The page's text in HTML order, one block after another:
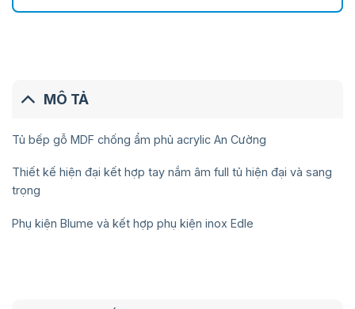
MÔ TẢ
Tủ bếp gỗ MDF chống ẩm phủ acrylic An Cường
Thiết kế hiện đại kết hợp tay nắm âm full tủ hiện đại và sang
trọng
Phụ kiện Blume và kết hợp phụ kiện inox Edle